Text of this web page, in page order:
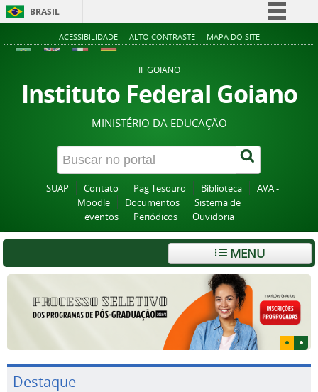
BRASIL
Simplifique!
Acesso à informação
Legislação
Canais
ACESSIBILIDADE ALTO CONTRASTE MAPA DO SITE
IF GOIANO
Instituto Federal Goiano
MINISTÉRIO DA EDUCAÇÃO
SUAP Contato Pag Tesouro Biblioteca
AVA -
Moodle
Documentos
Sistema de
eventos
Periódicos Ouvidoria
MENU
Destaque